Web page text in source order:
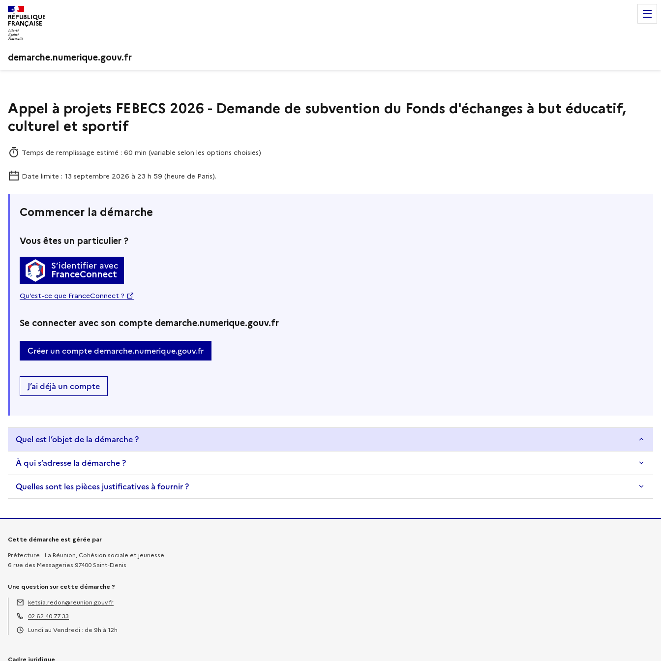
RÉPUBLIQUE
FRANÇAISE
demarche.numerique.gouv.fr
Appel à projets FEBECS 2026 - Demande de subvention du Fonds d'échanges à but éducatif,
culturel et sportif
Temps de remplissage estimé : 60 min (variable selon les options choisies)
Date limite : 13 septembre 2026 à 23 h 59 (heure de Paris).
Commencer la démarche
Vous êtes un particulier ?
S’identifier avec
FranceConnect
Qu’est-ce que FranceConnect ?
Se connecter avec son compte demarche.numerique.gouv.fr
Créer un compte demarche.numerique.gouv.fr
J’ai déjà un compte
Quel est l’objet de la démarche ?
À qui s’adresse la démarche ?
Quelles sont les pièces justificatives à fournir ?
Informations sur la démarche
Cette démarche est gérée par
Préfecture - La Réunion, Cohésion sociale et jeunesse
6 rue des Messageries 97400 Saint-Denis
Une question sur cette démarche ?
Adresse électronique :
ketsia.redon@reunion.gouv.fr
Téléphone :
02 62 40 77 33
Lundi au Vendredi : de 9h à 12h
Cadre juridique